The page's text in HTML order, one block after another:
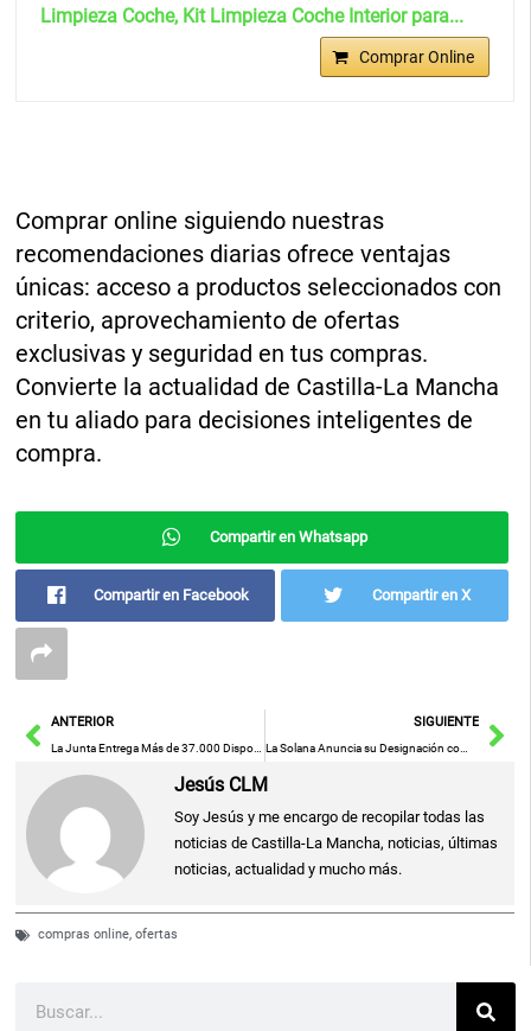
Limpieza Coche, Kit Limpieza Coche Interior para...
Comprar Online
Comprar online siguiendo nuestras
recomendaciones diarias ofrece ventajas
únicas: acceso a productos seleccionados con
criterio, aprovechamiento de ofertas
exclusivas y seguridad en tus compras.
Convierte la actualidad de Castilla-La Mancha
en tu aliado para decisiones inteligentes de
compra.
Compartir en Whatsapp
Compartir en Facebook Compartir en X
AntANTERIOR
La Junta Entrega Más de 37.000 Dispositivos para El Programa Código Escuela 4.0 en Centros Educativos
SIGUIENTE
La Solana Anuncia su Designación como Sede Oficial de la Copa U19 Femenina 2025
Jesús CLM
Soy Jesús y me encargo de recopilar todas las
noticias de Castilla-La Mancha, noticias, últimas
noticias, actualidad y mucho más.
compras online,ofertas